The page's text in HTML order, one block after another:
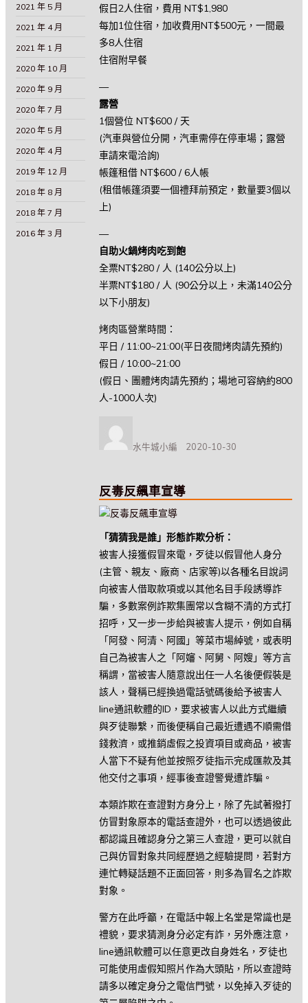
假日2人住宿，費用 NT$1,980
每加1位住宿，加收費用NT$500元，一間最
多8人住宿
住宿附早餐
—
露營
1個營位 NT$600 / 天
(汽車與營位分開，汽車需停在停車場；露營
車請來電洽詢)
帳篷租借 NT$600 / 6人帳
(租借帳篷須要一個禮拜前預定，數量要3個以
上)
—
自助火鍋烤肉吃到飽
全票NT$280 / 人 (140公分以上)
半票NT$180 / 人 (90公分以上，未滿140公分
以下小朋友)
烤肉區營業時間：
平日 / 11:00~21:00(平日夜間烤肉請先預約)
假日 / 10:00~21:00
(假日、團體烤肉請先預約；場地可容納約800
人-1000人次)
水牛城小編
發
2020-10-30
反毒反飆車宣導
「猜猜我是誰」形態詐欺分析：
被害人接獲假冒來電，歹徒以假冒他人身分
(主管、親友、廠商、店家等)以各種名目說詞
向被害人借取款項或以其他名目手段誘導詐
騙，多數案例詐欺集團常以含糊不清的方式打
招呼，又一步一步給與被害人提示，例如自稱
「阿發、阿清、阿國」等菜市場綽號，或表明
自己為被害人之「阿嬸、阿舅、阿嫂」等方言
稱謂，當被害人隨意說出任一人名後便假裝是
該人，聲稱已經換過電話號碼後給予被害人
line通訊軟體的ID，要求被害人以此方式繼續
與歹徒聯繫，而後便稱自己最近遭遇不順需借
錢救濟，或推銷虛假之投資項目或商品，被害
人當下不疑有他並按照歹徒指示完成匯款及其
他交付之事項，經事後查證警覺遭詐騙。
本類詐欺在查證對方身分上，除了先試著撥打
仿冒對象原本的電話查證外，也可以透過彼此
都認識且確認身分之第三人查證，更可以就自
己與仿冒對象共同經歷過之經驗提問，若對方
連忙轉疑話題不正面回答，則多為冒名之詐欺
對象。
警方在此呼籲，在電話中報上名堂是常識也是
禮貌，要求猜測身分必定有詐，另外應注意，
line通訊軟體可以任意更改自身姓名，歹徒也
可能使用虛假知照片作為大頭貼，所以查證時
請多以確定身分之電信門號，以免掉入歹徒的
2021 年 5 月
2021 年 4 月
2021 年 1 月
2020 年 10 月
2020 年 9 月
2020 年 7 月
2020 年 5 月
2020 年 4 月
2019 年 12 月
2018 年 8 月
2018 年 7 月
2016 年 3 月